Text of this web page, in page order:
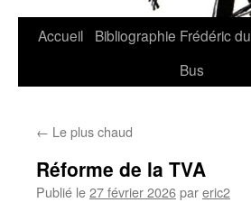
Accueil Bibliographie Frédéric du
Bus
← Le plus chaud
Réforme de la TVA
Publié le27 février 2026pareric2